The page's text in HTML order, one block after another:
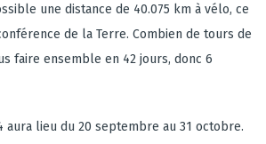
une distance de 40.075 km à vélo, ce
de la Terre. Combien de tours de
faire ensemble en 42 jours, donc 6
aura lieu du 20 septembre au 31 octobre.